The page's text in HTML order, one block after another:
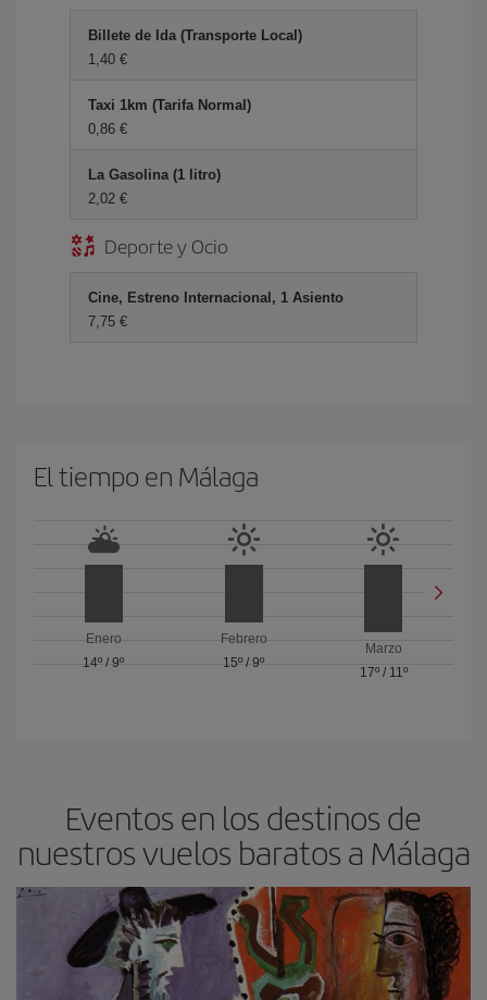
Billete de Ida (Transporte Local)
1,40 €
Taxi 1km (Tarifa Normal)
0,86 €
La Gasolina (1 litro)
2,02 €
Deporte y Ocio
Cine, Estreno Internacional, 1 Asiento
7,75 €
El tiempo en Málaga
Enero
14º /9º
Febrero
15º / 9º
Marzo
17º/ 11º
Eventos en los destinos de
nuestros vuelos baratos a Málaga